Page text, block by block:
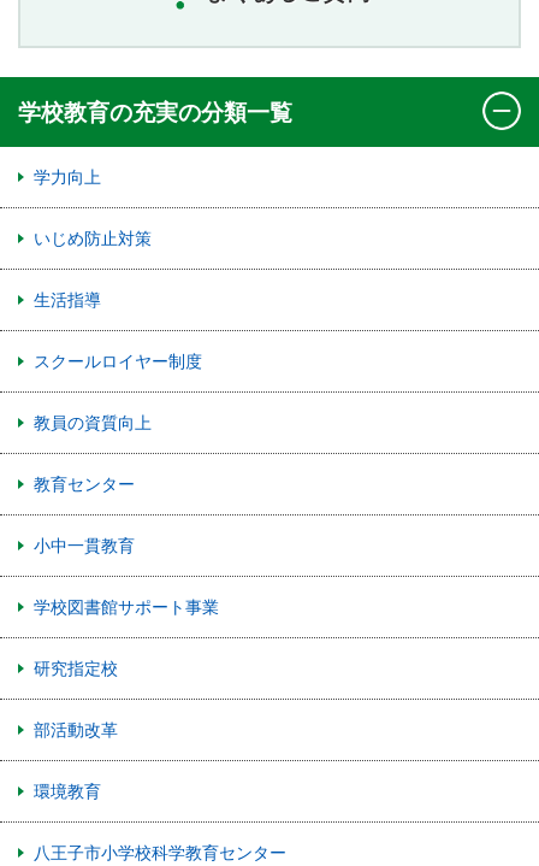
学校教育の充実の分類一覧
学力向上
いじめ防止対策
生活指導
スクールロイヤー制度
教員の資質向上
教育センター
小中一貫教育
学校図書館サポート事業
研究指定校
部活動改革
環境教育
八王子市小学校科学教育センター